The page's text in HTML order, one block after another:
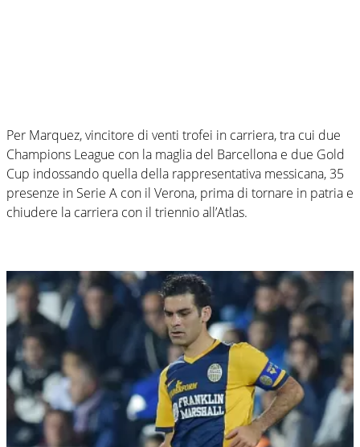
Per Marquez, vincitore di venti trofei in carriera, tra cui due
Champions League con la maglia del Barcellona e due Gold
Cup indossando quella della rappresentativa messicana, 35
presenze in Serie A con il Verona, prima di tornare in patria e
chiudere la carriera con il triennio all’Atlas.